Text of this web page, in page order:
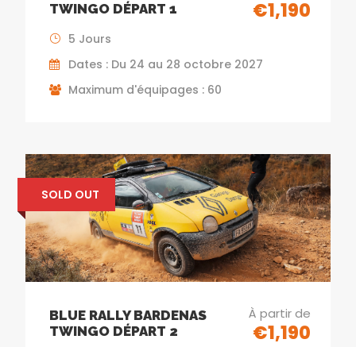
TWINGO DÉPART 1
€1,190
5 Jours
Dates : Du 24 au 28 octobre 2027
Maximum d'équipages : 60
SOLD OUT
BLUE RALLY BARDENAS
TWINGO DÉPART 2
À partir de
€1,190